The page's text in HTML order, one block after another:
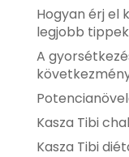
Hogyan érj el
legjobb tippek
A
Kasza Tibi
Kasza Tibi